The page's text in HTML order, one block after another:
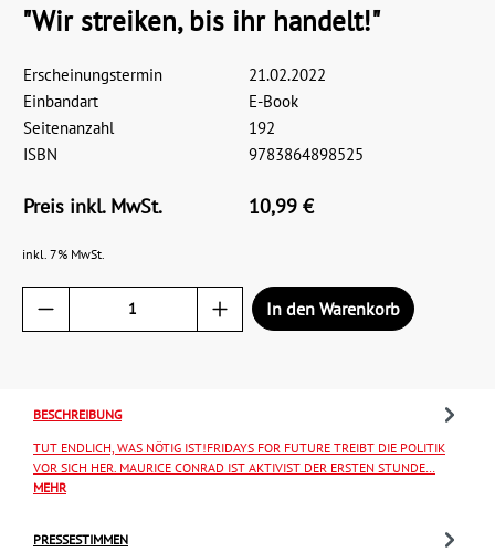
"Wir streiken, bis ihr handelt!"
Erscheinungstermin
21.02.2022
Einbandart
E-Book
Seitenanzahl
192
ISBN
9783864898525
Preis inkl. MwSt. 10,99 €
inkl. 7% MwSt.
In den Warenkorb
BESCHREIBUNG
TUT ENDLICH, WAS NÖTIG IST!FRIDAYS FOR FUTURE TREIBT DIE POLITIK
VOR SICH HER. MAURICE CONRAD IST AKTIVIST DER ERSTEN STUNDE…
MEHR
PRESSESTIMMEN